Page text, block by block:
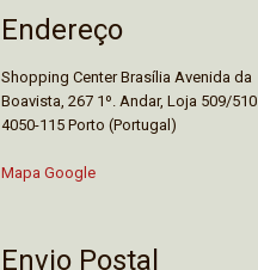
Endereço
Shopping Center Brasília Avenida da
Boavista, 267 1º. Andar, Loja 509/510
4050-115 Porto (Portugal)
Mapa Google
Envio Postal